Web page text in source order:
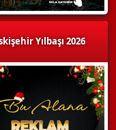
Yılbaşı 2026